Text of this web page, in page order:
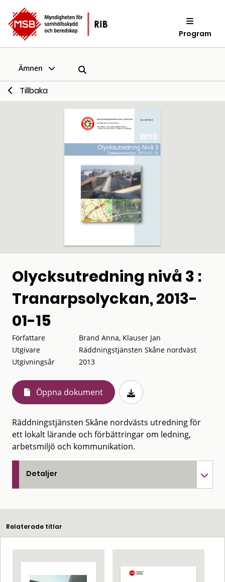
Program
Ämnen
Tillbaka
Olycksutredning nivå 3 :
Tranarpsolyckan, 2013-
01-15
Författare
Brand Anna, Klauser Jan
Utgivare
Räddningstjänsten Skåne nordväst
Utgivningsår
2013
Öppna dokument
Räddningstjänsten Skåne nordvästs utredning för
ett lokalt lärande och förbättringar om ledning,
arbetsmiljö och kommunikation.
Detaljer
Relaterade titlar